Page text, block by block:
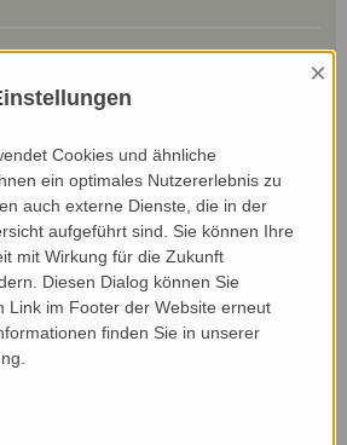
×
Cookies und ähnliche
ein optimales Nutzererlebnis zu
auch externe Dienste, die in der
aufgeführt sind. Sie können Ihre
mit Wirkung für die Zukunft
Diesen Dialog können Sie
Link im Footer der Website erneut
finden Sie in unserer